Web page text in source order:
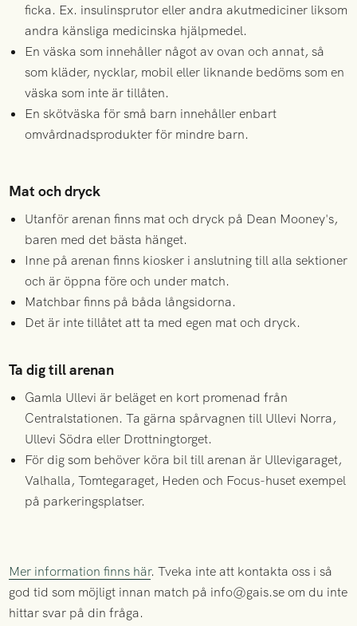
ficka. Ex. insulinsprutor eller andra akutmediciner liksom
andra känsliga medicinska hjälpmedel.
En väska som innehåller något av ovan och annat, så
som kläder, nycklar, mobil eller liknande bedöms som en
väska som inte är tillåten.
En skötväska för små barn innehåller enbart
omvårdnadsprodukter för mindre barn.
Mat och dryck
Utanför arenan finns mat och dryck på Dean Mooney's,
baren med det bästa hänget.
Inne på arenan finns kiosker i anslutning till alla sektioner
och är öppna före och under match.
Matchbar finns på båda långsidorna.
Det är inte tillåtet att ta med egen mat och dryck.
Ta dig till arenan
Gamla Ullevi är beläget en kort promenad från
Centralstationen. Ta gärna spårvagnen till Ullevi Norra,
Ullevi Södra eller Drottningtorget.
För dig som behöver köra bil till arenan är Ullevigaraget,
Valhalla, Tomtegaraget, Heden och Focus-huset exempel
på parkeringsplatser.
Mer information finns här. Tveka inte att kontakta oss i så
god tid som möjligt innan match på info@gais.se om du inte
hittar svar på din fråga.